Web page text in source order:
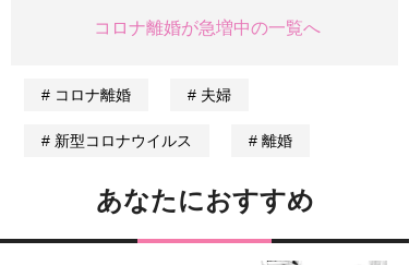
コロナ離婚が急増中の一覧へ
コロナ離婚 夫婦
新型コロナウイルス 離婚
あなたにおすすめ